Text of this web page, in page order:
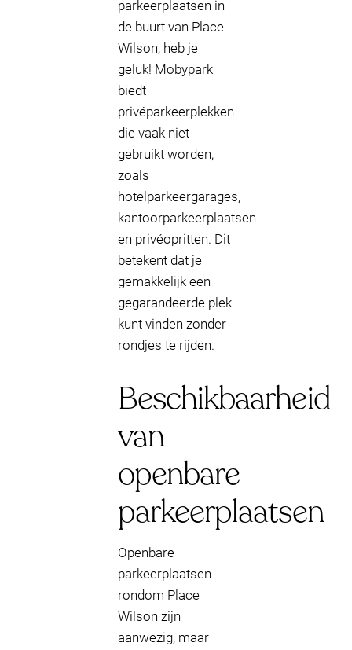
parkeerplaatsen in
de buurt van Place
Wilson, heb je
geluk! Mobypark
biedt
privéparkeerplekken
die vaak niet
gebruikt worden,
zoals
hotelparkeergarages,
kantoorparkeerplaatsen
en privéopritten. Dit
betekent dat je
gemakkelijk een
gegarandeerde plek
kunt vinden zonder
rondjes te rijden.
Beschikbaarheid
van
openbare
parkeerplaatsen
Openbare
parkeerplaatsen
rondom Place
Wilson zijn
aanwezig, maar